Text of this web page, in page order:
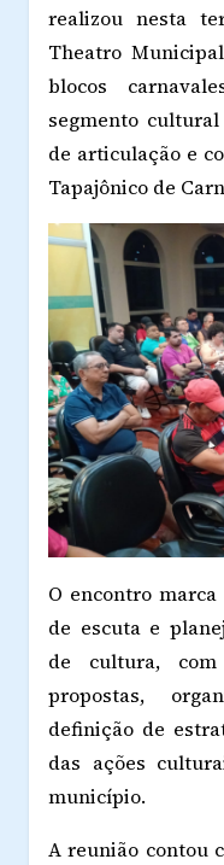
realizou nesta
Theatro
blocos
segmento
de articulação e
Tapajônico de
O encontro
de escuta e
de cultura,
propostas,
definição de
das ações
município.
A reunião contou